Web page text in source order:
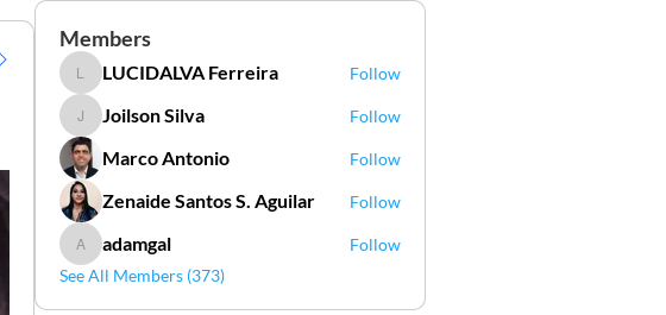
Members
LUCIDALVA Ferreira
LUCIDALVA Ferreira Follow
Joilson Silva
Joilson Silva Follow
Marco Antonio Follow
Zenaide Santos S. Aguilar Follow
adamgal
adamgal
Follow
See All Members (373)